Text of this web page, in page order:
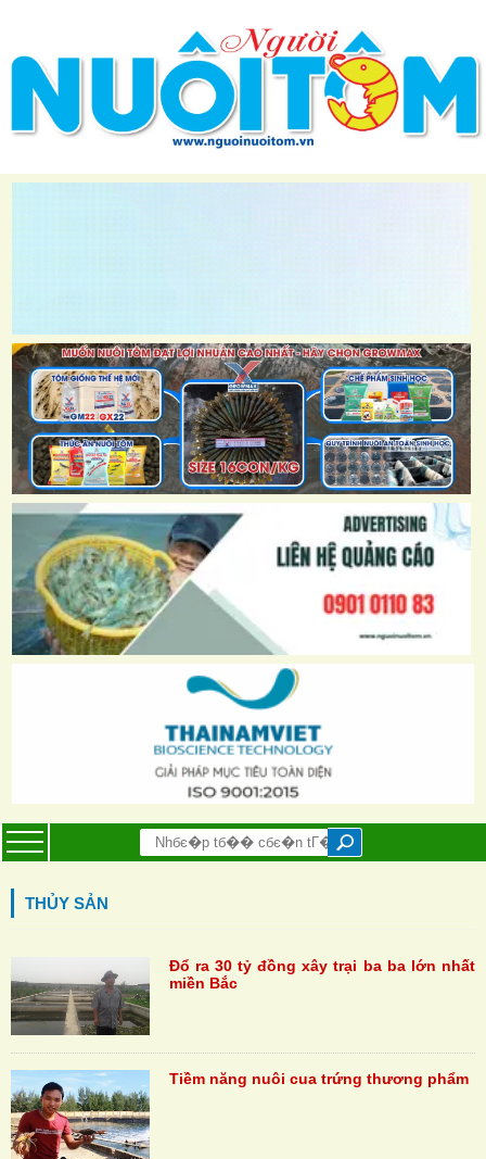
THỦY SẢN
Đổ ra 30 tỷ đồng xây trại ba ba lớn nhất
miền Bắc
Tiềm năng nuôi cua trứng thương phẩm